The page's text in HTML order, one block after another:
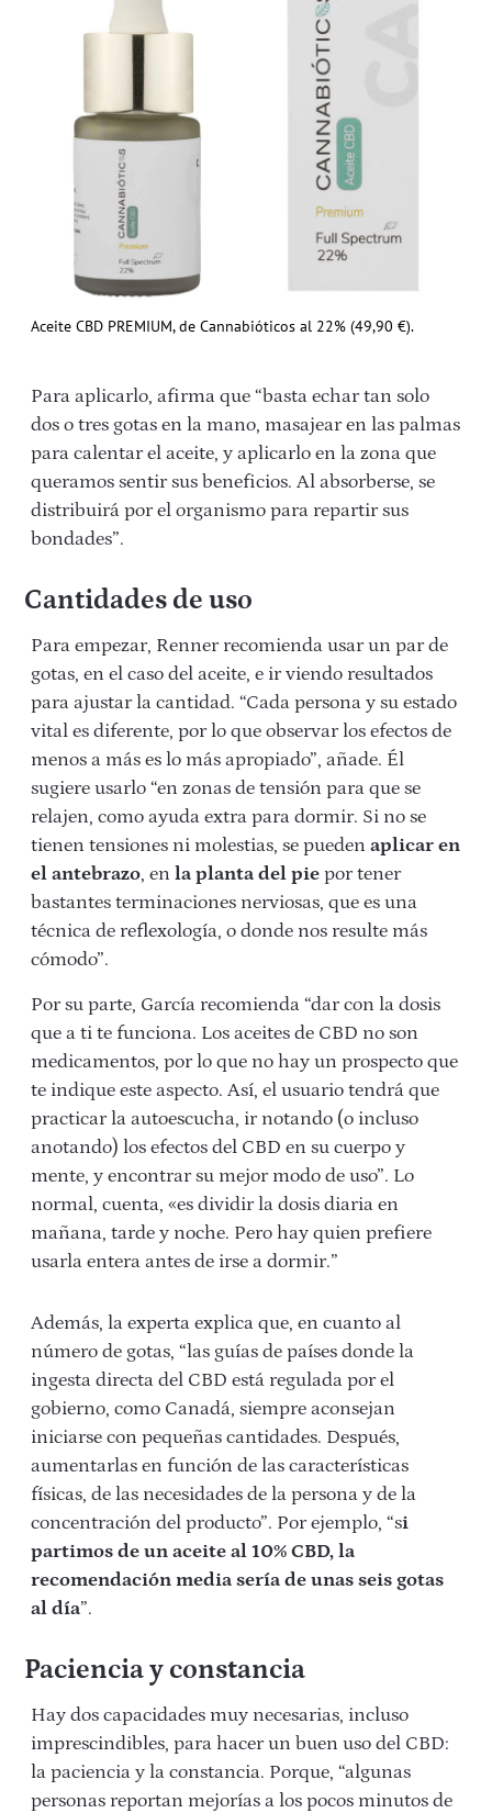
Aceite CBD PREMIUM, de Cannabióticos al 22% (49,90 €).
Para aplicarlo, afirma que “basta echar tan solo
dos o tres gotas en la mano, masajear en las palmas
para calentar el aceite, y aplicarlo en la zona que
queramos sentir sus beneficios. Al absorberse, se
distribuirá por el organismo para repartir sus
bondades”.
Cantidades de uso
Para empezar, Renner recomienda usar un par de
gotas, en el caso del aceite, e ir viendo resultados
para ajustar la cantidad. “Cada persona y su estado
vital es diferente, por lo que observar los efectos de
menos a más es lo más apropiado”, añade. Él
sugiere usarlo “en zonas de tensión para que se
relajen, como ayuda extra para dormir. Si no se
tienen tensiones ni molestias, se pueden aplicar en
el antebrazo, en la planta del pie por tener
bastantes terminaciones nerviosas, que es una
técnica de reflexología, o donde nos resulte más
cómodo”.
Por su parte, García recomienda “dar con la dosis
que a ti te funciona. Los aceites de CBD no son
medicamentos, por lo que no hay un prospecto que
te indique este aspecto. Así, el usuario tendrá que
practicar la autoescucha, ir notando (o incluso
anotando) los efectos del CBD en su cuerpo y
mente, y encontrar su mejor modo de uso”. Lo
normal, cuenta, «es dividir la dosis diaria en
mañana, tarde y noche. Pero hay quien prefiere
usarla entera antes de irse a dormir.”
Además, la experta explica que, en cuanto al
número de gotas, “las guías de países donde la
ingesta directa del CBD está regulada por el
gobierno, como Canadá, siempre aconsejan
iniciarse con pequeñas cantidades. Después,
aumentarlas en función de las características
físicas, de las necesidades de la persona y de la
concentración del producto”. Por ejemplo, “si
partimos de un aceite al 10% CBD, la
recomendación media sería de unas seis gotas
al día”.
Paciencia y constancia
Hay dos capacidades muy necesarias, incluso
imprescindibles, para hacer un buen uso del CBD:
la paciencia y la constancia. Porque, “algunas
personas reportan mejorías a los pocos minutos de